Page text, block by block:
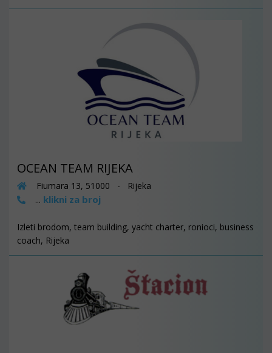
OCEAN TEAM RIJEKA
Fiumara 13, 51000 - Rijeka
... klikni za broj
Izleti brodom, team building, yacht charter, ronioci, business
coach, Rijeka